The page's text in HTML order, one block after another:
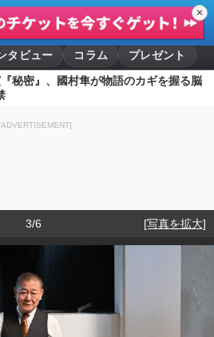
✕
タビュー コラム
プレゼント
秘密』、國村隼が物語のカギを握る脳
[ADVERTISEMENT]
3/6 [写真を拡大]